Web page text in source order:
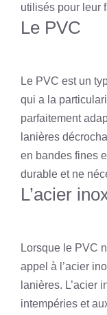
utilisés pour leur
Le PVC
Le PVC est un
qui a la
parfaitement
lanières
en bandes fines
durable et ne
L’acier
Lorsque le PVC
appel à l’acier
lanières. L’acier
intempéries et